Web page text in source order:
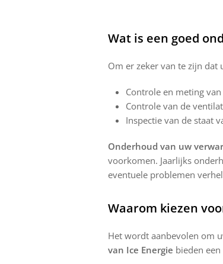
Wat is een goed
Om er zeker van te zijn dat
Controle en meting
Controle van de
Inspectie van de staat
Onderhoud van uw
voorkomen. Jaarlijks
eventuele problemen
Waarom kiezen
Het wordt aanbevolen om
van Ice Energie bieden